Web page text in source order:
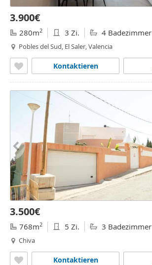
3.900€
280m2 3 Zi. 4 Badezimmer
Pobles del Sud, El Saler, Valencia
Kontaktieren
3.500€
768m2 5 Zi. 3 Badezimmer
Chiva
Kontaktieren